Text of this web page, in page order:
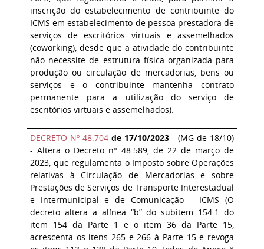
inscrição do estabelecimento de contribuinte do
ICMS em estabelecimento de pessoa prestadora de
serviços de escritórios virtuais e assemelhados
(coworking), desde que a atividade do contribuinte
não necessite de estrutura física organizada para
produção ou circulação de mercadorias, bens ou
serviços e o contribuinte mantenha contrato
permanente para a utilização do serviço de
escritórios virtuais e assemelhados).
DECRETO Nº 48.704 de 17/10/2023 - (MG de 18/10)
- Altera o Decreto nº 48.589, de 22 de março de
2023, que regulamenta o Imposto sobre Operações
relativas à Circulação de Mercadorias e sobre
Prestações de Serviços de Transporte Interestadual
e Intermunicipal e de Comunicação – ICMS (O
decreto altera a alínea “b” do subitem 154.1 do
item 154 da Parte 1 e o item 36 da Parte 15,
acrescenta os itens 265 e 266 à Parte 15 e revoga